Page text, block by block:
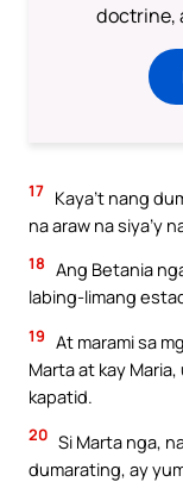
doctrine,
17 Kaya’t nang
na araw na siya’y
18 Ang Betania
labing-limang
19 At marami sa
Marta at kay
kapatid.
20 Si Marta nga,
dumarating, ay